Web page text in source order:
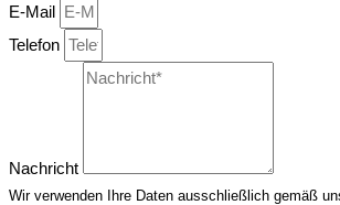
E-Mail
Telefon
Nachricht
Wir verwenden Ihre Daten ausschließlich gemäß